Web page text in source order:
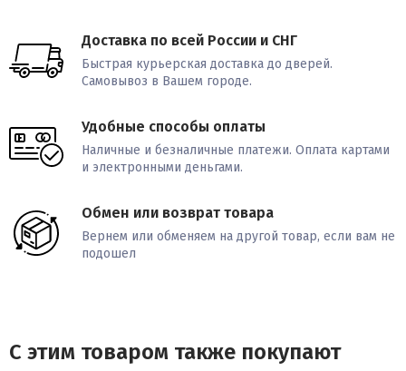
Доставка по всей России и СНГ
Быстрая курьерская доставка до дверей.
Самовывоз в Вашем городе.
Удобные способы оплаты
Наличные и безналичные платежи. Оплата картами
и электронными деньгами.
Обмен или возврат товара
Вернем или обменяем на другой товар, если вам не
подошел
С этим товаром также покупают